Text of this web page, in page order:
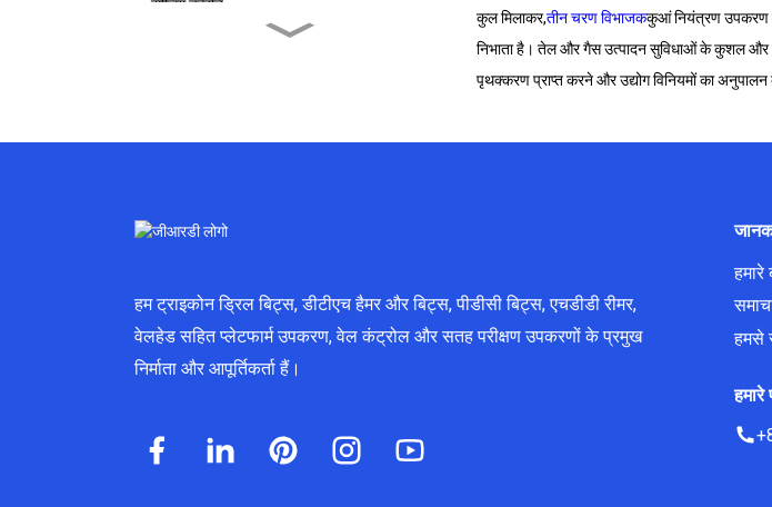
सही का चयन...
टी की प्रमुख भूमिका...
कुल मिलाकर,तीन चरण विभाजककुआं नियंत्रण उपकरण
निभाता है। तेल और गैस उत्पादन सुविधाओं के कुशल और
पृथक्करण प्राप्त करने और उद्योग विनियमों का
हम ट्राइकोन ड्रिल बिट्स, डीटीएच हैमर और बिट्स, पीडीसी बिट्स, एचडीडी रीमर,
वेलहेड सहित प्लेटफार्म उपकरण, वेल कंट्रोल और सतह परीक्षण उपकरणों के प्रमुख
निर्माता और आपूर्तिकर्ता हैं।
हमारे
हमसे